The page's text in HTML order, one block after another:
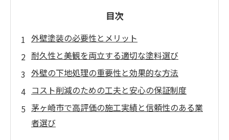
目次
外壁塗装の必要性とメリット
耐久性と美観を両立する適切な塗料選び
外壁の下地処理の重要性と効果的な方法
コスト削減のための工夫と安心の保証制度
茅ヶ崎市で高評価の施工実績と信頼性のある業
者選び